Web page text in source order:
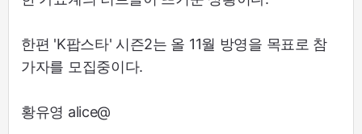
한편 'K팝스타' 시즌2는 올 11월 방영을 목표로 참
가자를 모집중이다.
황유영 alice@